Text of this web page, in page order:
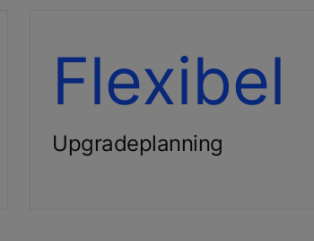
Flexibel
Upgradeplanning
Verspreid